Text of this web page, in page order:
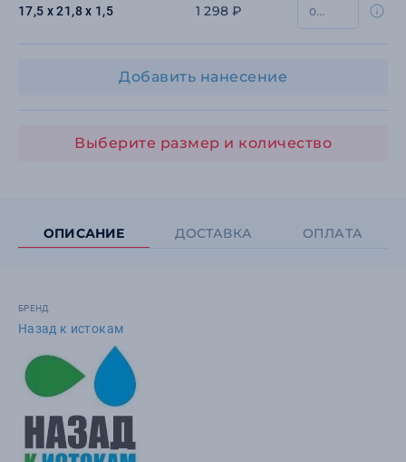
17,5 х 21,8 х 1,5 1 298 ₽
Добавить нанесение
Выберите размер и количество
ОПИСАНИЕ ДОСТАВКА ОПЛАТА
БРЕНД
Назад к истокам